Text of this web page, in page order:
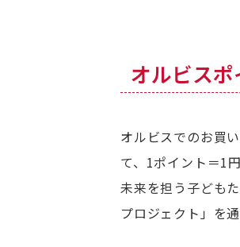
オルビスポ
オルビスでのお買
て、1ポイント＝1
未来を担う子ども
プロジェクト」を